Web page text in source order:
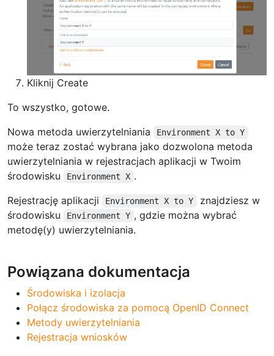
Kliknij Create
To wszystko, gotowe.
Nowa metoda uwierzytelniania
Environment X to Y
może teraz zostać wybrana jako dozwolona metoda
uwierzytelniania w rejestracjach aplikacji w Twoim
środowisku
Environment X .
Rejestrację aplikacji
Environment X to Y
znajdziesz w
środowisku
Environment Y , gdzie można wybrać
metodę(y) uwierzytelniania.
Powiązana dokumentacja
Środowiska i izolacja
Połącz środowiska za pomocą OpenID Connect
Metody uwierzytelniania
Rejestracja wniosków